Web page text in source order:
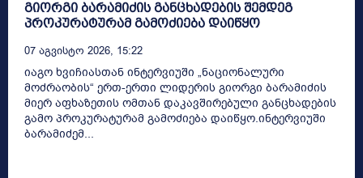
გიორგი ბარამიძის განცხადების შემდეგ
პროკურატურამ გამოძიება დაიწყო
07 Აგვისტო 2026, 15:22
იაგო ხვიჩიასთან ინტერვიუში „ნაციონალური
მოძრაობის“ ერთ-ერთი ლიდერის გიორგი ბარამიძის
მიერ აფხაზეთის ომთან დაკავშირებული განცხადების
გამო პროკურატურამ გამოძიება დაიწყო.ინტერვიუში
ბარამიძემ...